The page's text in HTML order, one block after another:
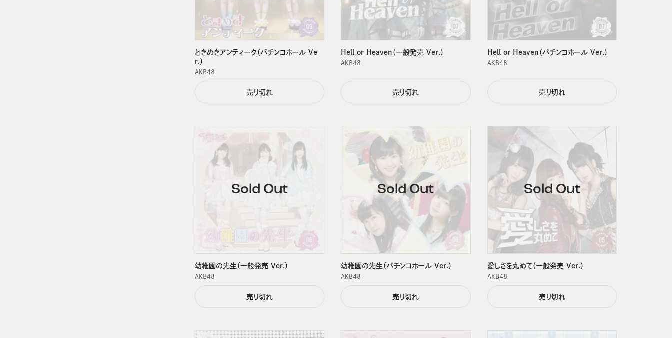
ときめきアンティーク（パチンコホール Ve
r.）
ＡＫＢ４８
売り切れ
Hell or Heaven（一般発売 Ver.）
ＡＫＢ４８
売り切れ
Hell or Heaven（パチンコホール Ver.）
ＡＫＢ４８
売り切れ
幼稚園の先生（一般発売 Ver.）
ＡＫＢ４８
売り切れ
幼稚園の先生（パチンコホール Ver.）
ＡＫＢ４８
売り切れ
愛しさを丸めて（一般発売 Ver.）
ＡＫＢ４８
売り切れ